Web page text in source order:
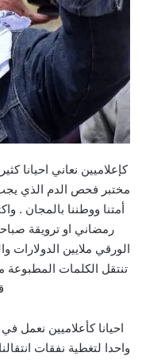
كإعلاميين نعاني احيانا
مختبر فحص الدم الذي يجب
أمتنا ووطننا بالمجان .
رمضاني او ترويقة
الورقي ملايين الدولارات
تنتقل الكلمات المطبوعة
احيانا كأعلاميين نعمل
واحدا لتغطية نفقات